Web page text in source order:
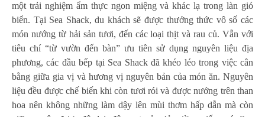
một trải nghiệm ẩm thực ngon miệng và khác lạ trong làn gió
biển. Tại Sea Shack, du khách sẽ được thưởng thức vô số các
món nướng từ hải sản tươi, đến các loại thịt và rau củ. Vẫn với
tiêu chí “từ vườn đến bàn” ưu tiên sử dụng nguyên liệu địa
phương, các đầu bếp tại Sea Shack đã khéo léo trong việc cân
bằng giữa gia vị và hương vị nguyên bản của món ăn. Nguyên
liệu đều được chế biến khi còn tươi rói và được nướng trên than
hoa nên không những làm dậy lên mùi thơm hấp dẫn mà còn